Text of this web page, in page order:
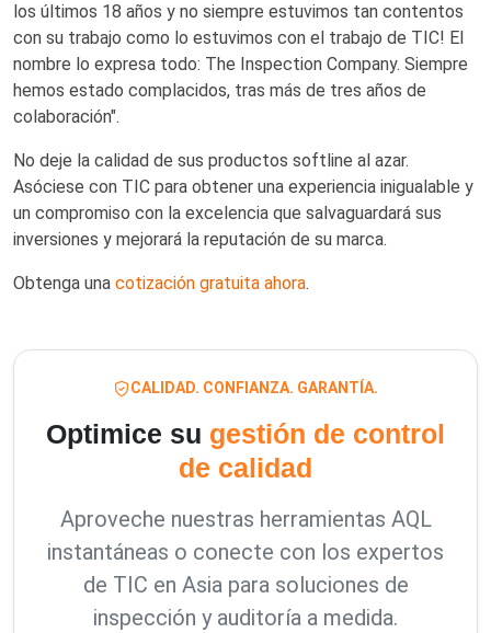
los últimos 18 años y no siempre estuvimos tan contentos
con su trabajo como lo estuvimos con el trabajo de TIC! El
nombre lo expresa todo: The Inspection Company. Siempre
hemos estado complacidos, tras más de tres años de
colaboración".
No deje la calidad de sus productos softline al azar.
Asóciese con TIC para obtener una experiencia inigualable y
un compromiso con la excelencia que salvaguardará sus
inversiones y mejorará la reputación de su marca.
Obtenga una cotización gratuita ahora.
CALIDAD. CONFIANZA. GARANTÍA.
Optimice su gestión de control
de calidad
Aproveche nuestras herramientas AQL
instantáneas o conecte con los expertos
de TIC en Asia para soluciones de
inspección y auditoría a medida.